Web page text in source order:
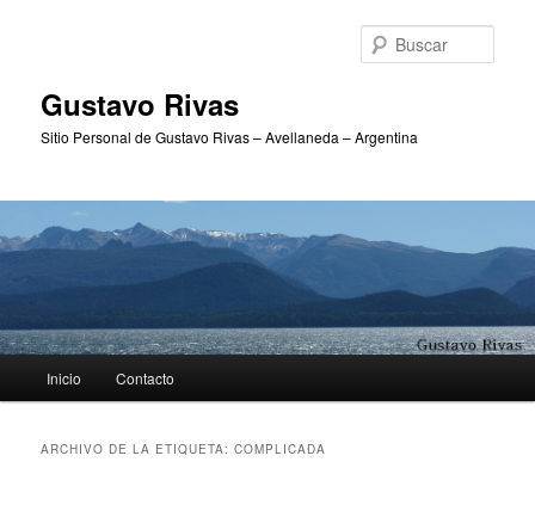
Gustavo Rivas
Sitio Personal de Gustavo Rivas – Avellaneda – Argentina
principal
Inicio Contacto
ARCHIVO DE LA ETIQUETA:COMPLICADA